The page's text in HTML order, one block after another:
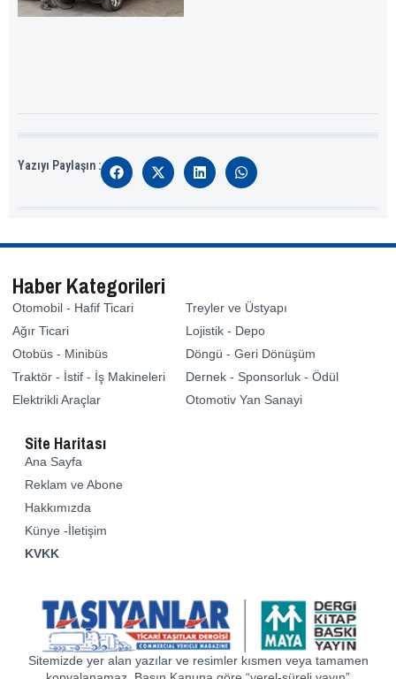
Yazıyı Paylaşın :
Haber Kategorileri
Otomobil - Hafif Ticari
Ağır Ticari
Otobüs - Minibüs
Traktör - İstif - İş Makineleri
Elektrikli Araçlar
Treyler ve Üstyapı
Lojistik - Depo
Döngü - Geri Dönüşüm
Dernek - Sponsorluk - Ödül
Otomotiv Yan Sanayi
Site Haritası
Ana Sayfa
Reklam ve Abone
Hakkımızda
Künye -İletişim
KVKK
Sitemizde yer alan yazılar ve resimler kısmen veya tamamen